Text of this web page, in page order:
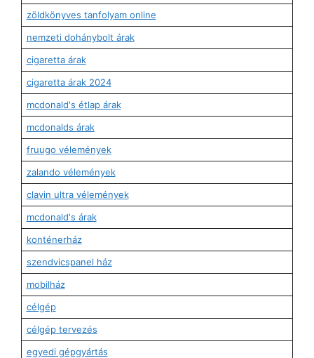
zöldkönyves tanfolyam online
nemzeti dohánybolt árak
cigaretta árak
cigaretta árak 2024
mcdonald's étlap árak
mcdonalds árak
fruugo vélemények
zalando vélemények
clavin ultra vélemények
mcdonald's árak
konténerház
szendvicspanel ház
mobilház
célgép
célgép tervezés
egyedi gépgyártás